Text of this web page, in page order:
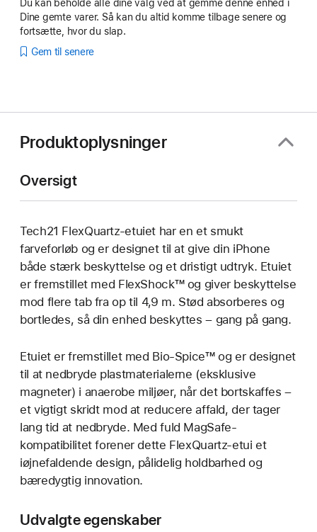
Du kan beholde alle dine valg ved at gemme denne enhed i
Dine gemte varer. Så kan du altid komme tilbage senere og
fortsætte, hvor du slap.
Gem til senere
Produktoplysninger
Oversigt
Tech21 FlexQuartz-etuiet har en et smukt
farveforløb og er designet til at give din iPhone
både stærk beskyttelse og et dristigt udtryk. Etuiet
er fremstillet med FlexShock™ og giver beskyttelse
mod flere tab fra op til 4,9 m. Stød absorberes og
bortledes, så din enhed beskyttes – gang på gang.
Etuiet er fremstillet med Bio-Spice™ og er designet
til at nedbryde plastmaterialerne (eksklusive
magneter) i anaerobe miljøer, når det bortskaffes –
et vigtigt skridt mod at reducere affald, der tager
lang tid at nedbryde. Med fuld MagSafe-
kompatibilitet forener dette FlexQuartz-etui et
iøjnefaldende design, pålidelig holdbarhed og
bæredygtig innovation.
Udvalgte egenskaber